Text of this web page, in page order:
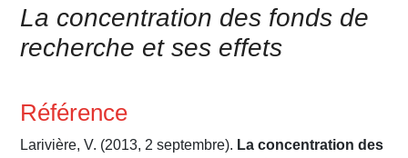
La concentration des fonds de
recherche et ses effets
Référence
Larivière, V. (2013, 2 septembre). La concentration des